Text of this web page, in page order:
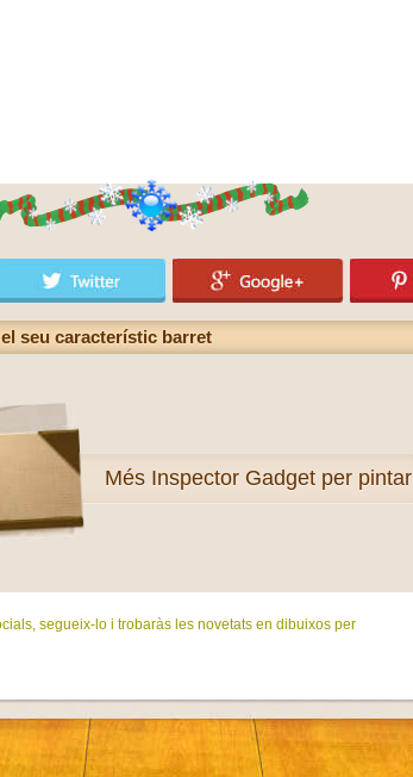
seu característic barret
Més Inspector Gadget per pintar
segueix-lo i trobaràs les novetats en dibuixos per